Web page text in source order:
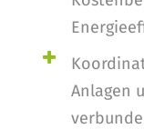
Anlagen